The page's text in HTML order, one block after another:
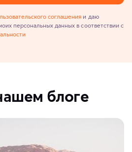
соглашения и даю
персональных данных в соответствии с
блоге